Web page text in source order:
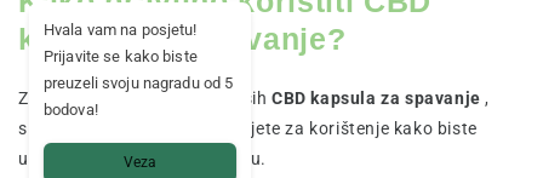
kapsulu za spavanje?
Za pravilnu konzumaciju našihCBD kapsula za spavanje ,
slijedite ove jednostavne savjete za korištenje kako biste
uživali u optimalnom iskustvu.
Hvala vam na posjetu!
Prijavite se kako biste
preuzeli svoju nagradu od 5
bodova!
Veza